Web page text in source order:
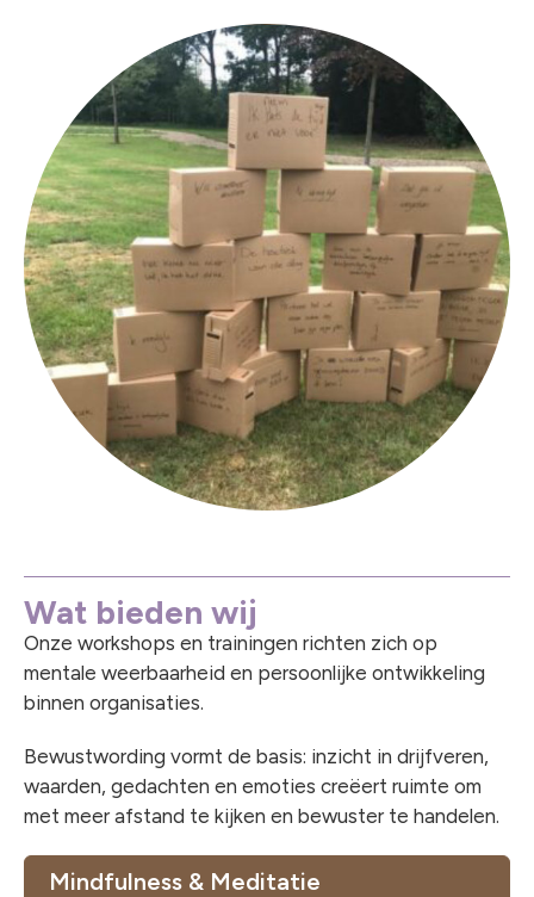
Wat bieden wij
Onze workshops en trainingen richten zich op
mentale weerbaarheid en persoonlijke ontwikkeling
binnen organisaties.
Bewustwording vormt de basis: inzicht in drijfveren,
waarden, gedachten en emoties creëert ruimte om
met meer afstand te kijken en bewuster te handelen.
Mindfulness & Meditatie